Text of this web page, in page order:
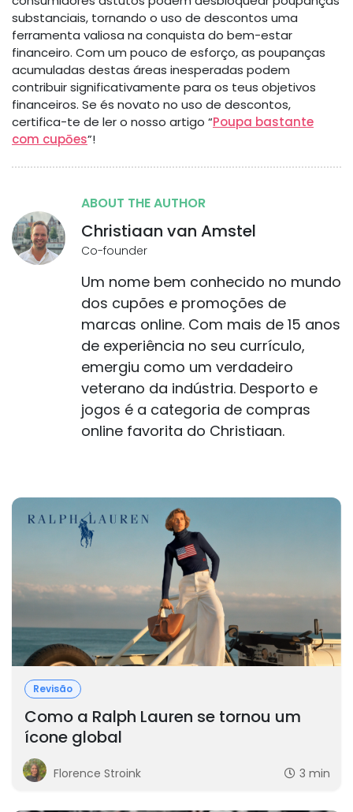
substanciais, tornando o uso de descontos uma
ferramenta valiosa na conquista do bem-estar
financeiro. Com um pouco de esforço, as poupanças
acumuladas destas áreas inesperadas podem
contribuir significativamente para os teus objetivos
financeiros. Se és novato no uso de descontos,
certifica-te de ler o nosso artigo “Poupa bastante
com cupōes”!
ABOUT THE AUTHOR
Christiaan van Amstel
Co-founder
Um nome bem conhecido no mundo
dos cupões e promoções de
marcas online. Com mais de 15 anos
de experiência no seu currículo,
emergiu como um verdadeiro
veterano da indústria. Desporto e
jogos é a categoria de compras
online favorita do Christiaan.
Revisão
Como a Ralph Lauren se tornou um
ícone global
Florence Stroink 3 min